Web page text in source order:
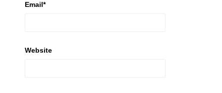
Email*
Website